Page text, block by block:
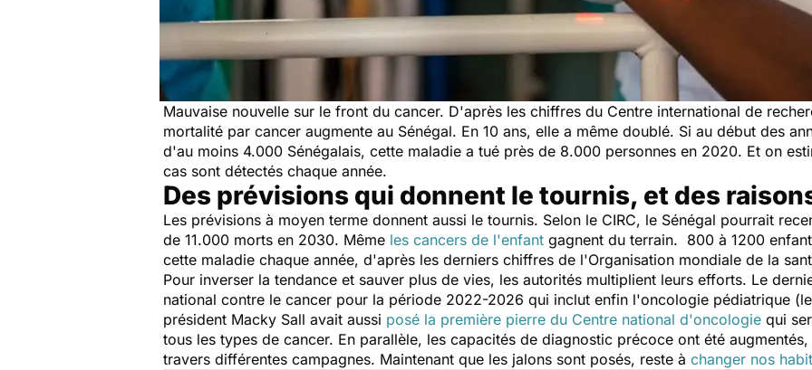
Mauvaise nouvelle sur le front du cancer. D'après les chiffres du Centre international de
mortalité par cancer augmente au Sénégal. En 10 ans, elle a même doublé. Si au début des
d'au moins 4.000 Sénégalais, cette maladie a tué près de 8.000 personnes en 2020. Et on
cas sont détectés chaque année.
Des prévisions qui donnent le tournis, et des
Les prévisions à moyen terme donnent aussi le tournis. Selon le CIRC, le Sénégal pourrait
de 11.000 morts en 2030. Même les cancers de l'enfant gagnent du terrain. 800 à 1200
cette maladie chaque année, d'après les derniers chiffres de l'Organisation mondiale de la
Pour inverser la tendance et sauver plus de vies, les autorités multiplient leurs efforts. Le
national contre le cancer pour la période 2022-2026 qui inclut enfin l'oncologie pédiatrique
président Macky Sall avait aussi posé la première pierre du Centre national d'oncologie qui
tous les types de cancer. En parallèle, les capacités de diagnostic précoce ont été
travers différentes campagnes. Maintenant que les jalons sont posés, reste à changer nos